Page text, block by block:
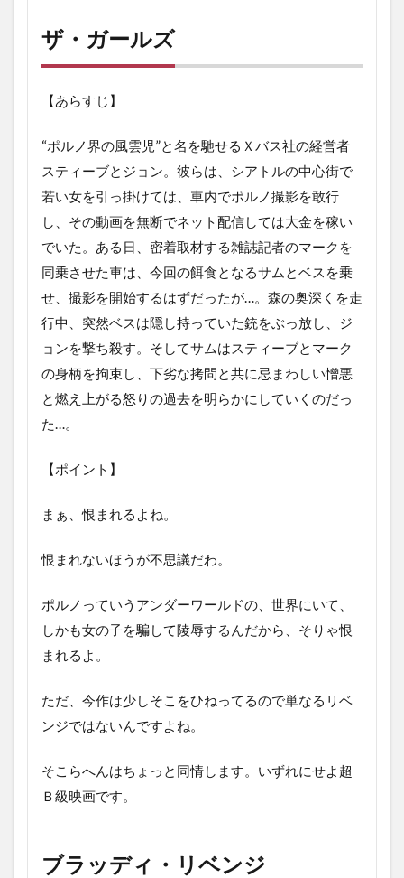
ザ・ガールズ
【あらすじ】
“ポルノ界の風雲児”と名を馳せるＸバス社の経営者
スティーブとジョン。彼らは、シアトルの中心街で
若い女を引っ掛けては、車内でポルノ撮影を敢行
し、その動画を無断でネット配信しては大金を稼い
でいた。ある日、密着取材する雑誌記者のマークを
同乗させた車は、今回の餌食となるサムとベスを乗
せ、撮影を開始するはずだったが…。森の奥深くを走
行中、突然ベスは隠し持っていた銃をぶっ放し、ジ
ョンを撃ち殺す。そしてサムはスティーブとマーク
の身柄を拘束し、下劣な拷問と共に忌まわしい憎悪
と燃え上がる怒りの過去を明らかにしていくのだっ
た…。
【ポイント】
まぁ、恨まれるよね。
恨まれないほうが不思議だわ。
ポルノっていうアンダーワールドの、世界にいて、
しかも女の子を騙して陵辱するんだから、そりゃ恨
まれるよ。
ただ、今作は少しそこをひねってるので単なるリベ
ンジではないんですよね。
そこらへんはちょっと同情します。いずれにせよ超
Ｂ級映画です。
ブラッディ・リベンジ